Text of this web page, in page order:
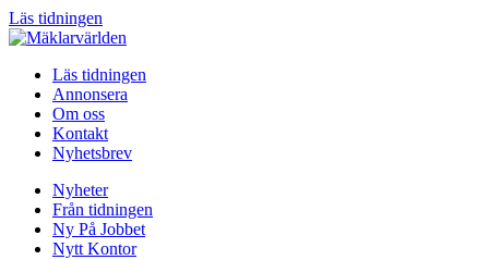
Läs tidningen
Läs tidningen
Annonsera
Om oss
Kontakt
Nyhetsbrev
Nyheter
Från tidningen
Ny På Jobbet
Nytt Kontor